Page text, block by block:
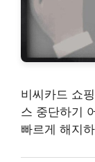
비씨카드 쇼
스 중단하기
빠르게 해지